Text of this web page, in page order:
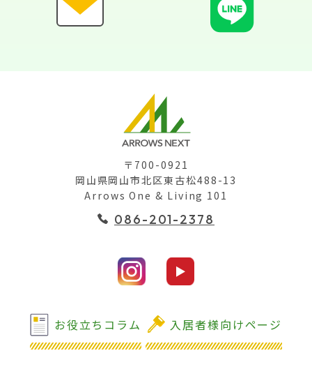
〒700-0921
岡山県岡山市北区東古松488-13
Arrows One & Living 101
086-201-2378
お役立ちコラム 入居者様向けページ